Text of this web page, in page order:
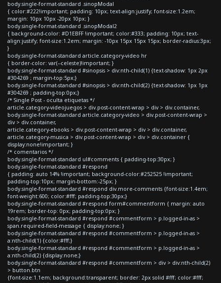
body.single-format-standard .sinopModal
{ color:#222!important; padding: 10px; text-align:justify; font-size:1.2em;
margin: 10px 10px -20px 10px; }
body.single-format-standard .sinopModal2
{ background-color: #D1EBFF !important; color:#333; padding: 10px; text-
align:justify; font-size:1.2em; margin: -10px 15px 15px 15px; border-radius:3px;
}
body.single-format-standard article.category-video hr
{ border-color: var(--celeste)!important; }
body.single-format-standard #sinopsis > div:nth-child(1) {text-shadow: 1px 2px
#304269 ; margin-top:5px;}
body.single-format-standard #sinopsis > div:nth-child(2) {text-shadow: 1px 1px
#304269 ; padding-top:0px;}
/* Single Post - oculta etiquetas */
article.category-videojuegos > div.post-content-wrap > div > div.container,
body.single-format-standard article.category-video > div.post-content-wrap >
div > div.container,
article.category-ebooks > div.post-content-wrap > div > div.container,
article.category-musica > div.post-content-wrap > div > div.container {
display:none!important; }
/* comentarios */
body.single-format-standard ul#comments { padding-top:30px; }
body.single-format-standard #respond
{ padding: auto 14% !important; background-color:#252525 !important;
padding-top:10px; margin-bottom:-25px; }
body.single-format-standard #respond div.more-comments {font-size:1.4em;
font-weight:600; color:#fff; padding-top:30px;}
body.single-format-standard #respond form#commentform { margin: auto
19rem; border-top: 0px; padding-top:0px; }
body.single-format-standard #respond #commentform > p.logged-in-as >
span.required-field-message { display:none; }
body.single-format-standard #respond #commentform > p.logged-in-as >
a:nth-child(1) {color:#fff;}
body.single-format-standard #respond #commentform > p.logged-in-as >
a:nth-child(2) {display:none;}
body.single-format-standard #respond #commentform > div > div:nth-child(2)
> button.btn
{font-size:1.1em; background:transparent; border: 2px solid #fff; color:#fff;